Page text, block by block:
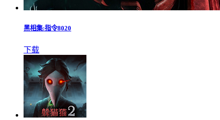
黑相集:指令8020
下载